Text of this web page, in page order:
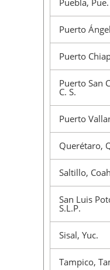
Puebla, Pue.
Puerto
Puerto
Puerto San
C. S.
Puerto
Querétaro,
Saltillo,
San Luis
S.L.P.
Sisal, Yuc.
Tampico,